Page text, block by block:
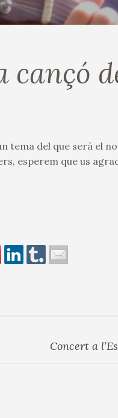
cançó
tema del que serà el
esperem que us
Concert a